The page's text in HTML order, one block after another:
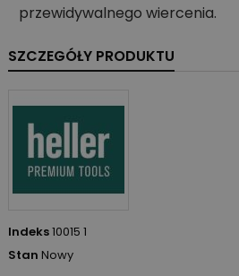
przewidywalnego wiercenia.
SZCZEGÓŁY PRODUKTU
Indeks10015 1
Stan Nowy